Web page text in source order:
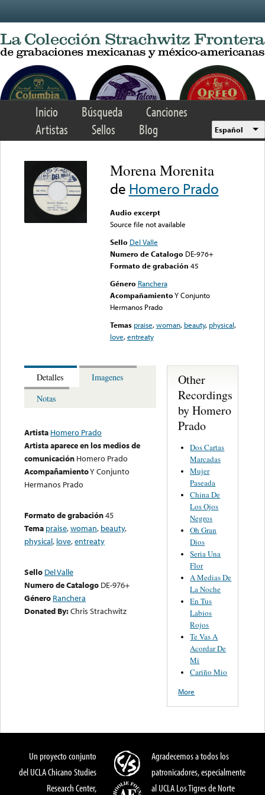
Inicio Búsqueda
Canciones
Artistas
Sellos Blog Español
Morena Morenita
de Homero Prado
Audio excerpt
Source file not available
Sello Del Valle
Numero de Catalogo DE-976+
Formato de grabación 45
Género Ranchera
AcompañamientoY Conjunto
Hermanos Prado
Temas praise,woman, beauty, physical,
love,entreaty
Detalles
Imagenes
Notas
Artista Homero Prado
Artista aparece en los medios de
comunicación Homero Prado
AcompañamientoY Conjunto
Hermanos Prado
Formato de grabación45
Tema praise,woman, beauty,
physical, love,entreaty
Sello Del Valle
Numero de Catalogo DE-976+
Género Ranchera
Donated By:Chris Strachwitz
Other
Recordings
by Homero
Prado
Dos Cartas
Marcadas
Mujer
Paseada
China De
Los Ojos
Negros
Oh Gran
Dios
Seria Una
Flor
A Medias De
La Noche
En Tus
Labios
Rojos
Te Vas A
Acordar De
Mi
Cariño Mio
More
Un proyecto conjunto
del UCLA Chicano Studies
Research Center,
Agradecemos a todos los
patronicadores, especialmente
al UCLA Los Tigres de Norte